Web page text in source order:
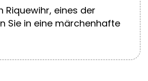
eines der
Sie in eine märchenhafte